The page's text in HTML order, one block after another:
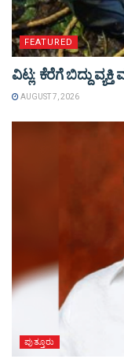
FEATURED
ವಿಟ್ಲ: ಕೆರೆಗೆ ಬಿದ್ದು ವ್ಯಕ್ತಿ
AUGUST 7, 2026
ಪುತ್ತೂರು